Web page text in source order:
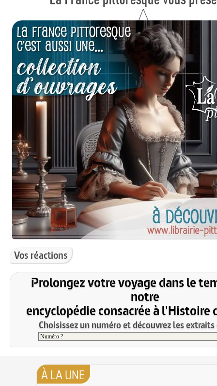
Vos réactions
Prolongez votre voyage dans le
notre
encyclopédie consacrée à l'Histoire
Choisissez un numéro et découvrez les
À LA UNE